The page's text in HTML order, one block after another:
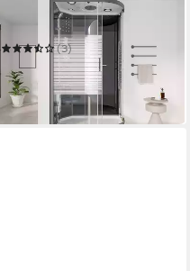
Eckdusche Duschkabine
BLACK PEARL - 120 x 80 cm
Rechts
(3)
1.049,00 € UVP1.379,00 €
-24%
in 6-7 Werktagen bei dir